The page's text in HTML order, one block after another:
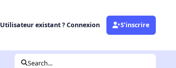
Utilisateur existant ? Connexion S’inscrire
Search...